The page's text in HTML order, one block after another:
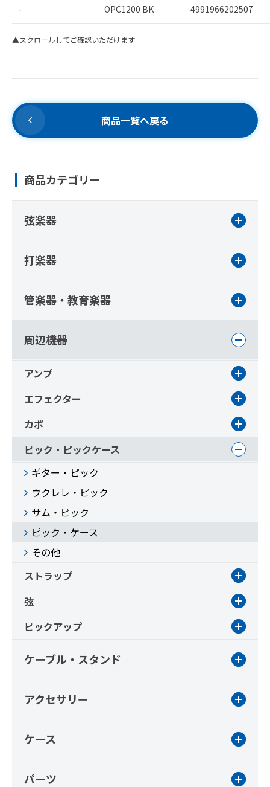
- OPC1200 BK 4991966202507
▲スクロールしてご確認いただけます
商品一覧へ戻る
商品カテゴリー
弦楽器
打楽器
管楽器・教育楽器
周辺機器
アンプ
エフェクター
カポ
ピック・ピックケース
ギター・ピック
ウクレレ・ピック
サム・ピック
ピック・ケース
その他
ストラップ
弦
ピックアップ
ケーブル・スタンド
アクセサリー
ケース
パーツ